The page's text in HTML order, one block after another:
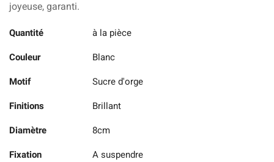
joyeuse, garanti.
Quantité à la pièce
Couleur Blanc
Motif Sucre d'orge
Finitions Brillant
Diamètre 8cm
Fixation A suspendre